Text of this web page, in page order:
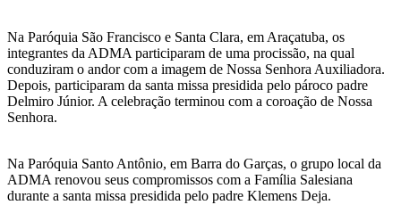
Na Paróquia São Francisco e Santa Clara, em Araçatuba, os
integrantes da ADMA participaram de uma procissão, na qual
conduziram o andor com a imagem de Nossa Senhora Auxiliadora.
Depois, participaram da santa missa presidida pelo pároco padre
Delmiro Júnior. A celebração terminou com a coroação de Nossa
Senhora.
Na Paróquia Santo Antônio, em Barra do Garças, o grupo local da
ADMA renovou seus compromissos com a Família Salesiana
durante a santa missa presidida pelo padre Klemens Deja.